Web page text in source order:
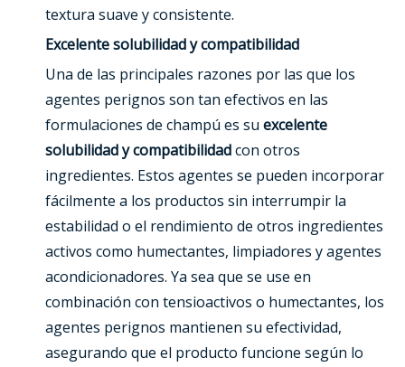
textura suave y consistente.
Excelente solubilidad y compatibilidad
Una de las principales razones por las que los
agentes perignos son tan efectivos en las
formulaciones de champú es su excelente
solubilidad y compatibilidadcon otros
ingredientes. Estos agentes se pueden incorporar
fácilmente a los productos sin interrumpir la
estabilidad o el rendimiento de otros ingredientes
activos como humectantes, limpiadores y agentes
acondicionadores. Ya sea que se use en
combinación con tensioactivos o humectantes, los
agentes perignos mantienen su efectividad,
asegurando que el producto funcione según lo